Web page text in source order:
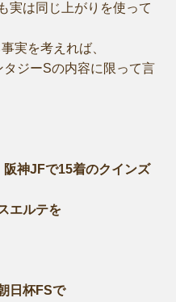
実は同じ上がりを使って
実を考えれば、
ジーSの内容に限って言
神JFで15着のクインズ
エルテを
日杯FSで